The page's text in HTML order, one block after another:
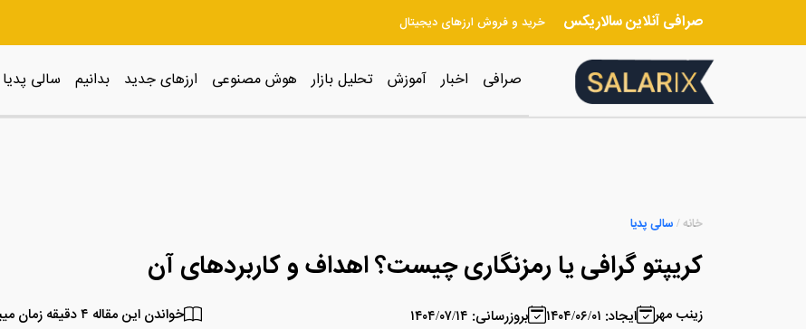
صرافی آنلاین سالاریکس خرید و فروش ارزهای دیجیتال
صرافی اخبار آموزش تحلیل بازار هوش مصنوعی ارزهای جدید بدانیم سالی پدیا
خانه/سالی پدیا
کریپتو گرافی یا رمزنگاری چیست؟ اهداف و کاربردهای آن
زینب مهر ایجاد: ۱۴۰۴/۰۶/۰۱ بروزرسانی: ۱۴۰۴/۰۷/۱۴ خواندن این مقاله ۴ دقیقه زمان میبرد.